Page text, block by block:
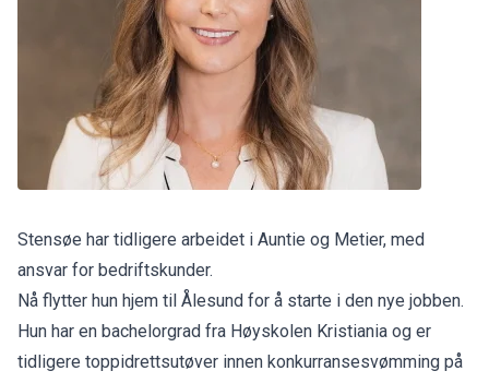
Stensøe har tidligere arbeidet i Auntie og Metier, med
ansvar for bedriftskunder.
Nå flytter hun hjem til Ålesund for å starte i den nye jobben.
Hun har en bachelorgrad fra Høyskolen Kristiania og er
tidligere toppidrettsutøver innen konkurransesvømming på